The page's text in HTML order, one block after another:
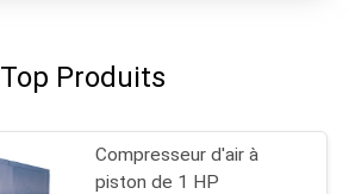
Top Produits
Compresseur d'air à
piston de 1 HP